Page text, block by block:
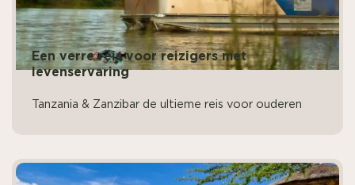
Een verre reis voor reizigers met
levenservaring
Tanzania & Zanzibar de ultieme reis voor ouderen